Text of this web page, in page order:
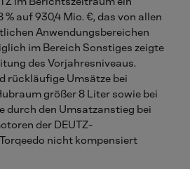
% auf 930,4 Mio. €, das von allen
Anwendungsbereichen
im Bereich Sonstiges zeigte
des Vorjahresniveaus.
rückläufige Umsätze bei
größer 8 Liter sowie bei
durch den Umsatzanstieg bei
der DEUTZ-
nicht kompensiert